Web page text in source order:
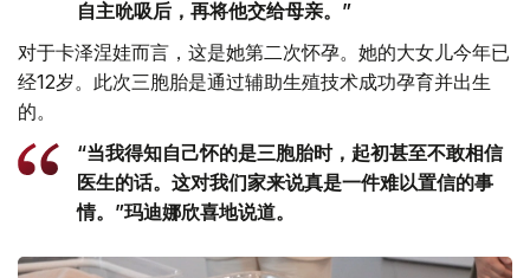
自主吮吸后，再将他交给母亲。”
对于卡泽涅娃而言，这是她第二次怀孕。她的大女儿今年已
经12岁。此次三胞胎是通过辅助生殖技术成功孕育并出生
的。
“当我得知自己怀的是三胞胎时，起初甚至不敢相信
医生的话。这对我们家来说真是一件难以置信的事
情。”玛迪娜欣喜地说道。